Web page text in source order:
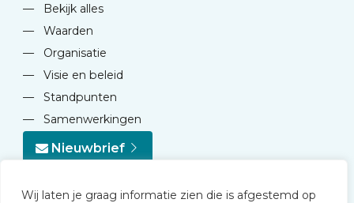
Wij laten je graag informatie zien die is afgestemd op
—
Bekijk alles
—
Waarden
—
Organisatie
—
Visie en beleid
—
Standpunten
—
Samenwerkingen
Nieuwbrief